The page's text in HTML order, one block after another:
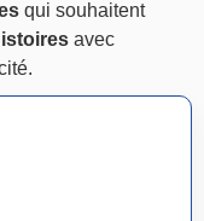
qui souhaitent
avec